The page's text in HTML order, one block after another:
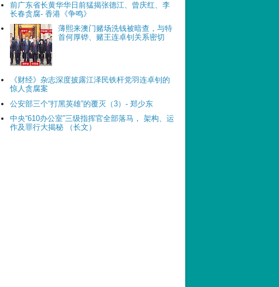
前广东省长黄华华日前猛揭张德江、曾庆红、李
长春贪腐- 香港《争鸣》
薄熙来澳门赌场洗钱被暗查，与特
首何厚铧、赌王连卓钊关系密切
《财经》杂志深度披露江泽民铁杆党羽连卓钊的
惊人贪腐案
公安部三个“打黑英雄”的覆灭（3）- 郑少东
中央“610办公室”三级指挥官全部落马， 架构、运
作及罪行大揭秘 （长文）